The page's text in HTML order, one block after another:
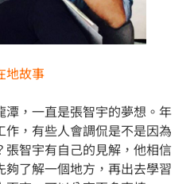
地故事
，一直是張智宇的夢想。年
，有些人會調侃是不是因為
智宇有自己的見解，他相信
了解一個地方，再出去學習